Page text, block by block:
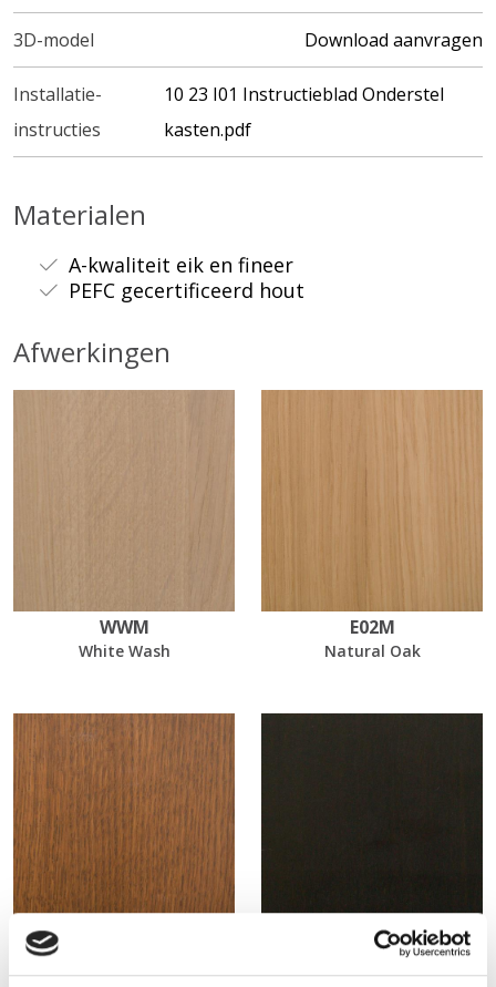
3D-model Download aanvragen
Installatie-
instructies
10 23 I01 Instructieblad Onderstel
kasten.pdf
Materialen
A-kwaliteit eik en fineer
PEFC gecertificeerd hout
Afwerkingen
WWM
White Wash
E02M
Natural Oak
Light Walnut Oak
EL55
Black Brushed Oak